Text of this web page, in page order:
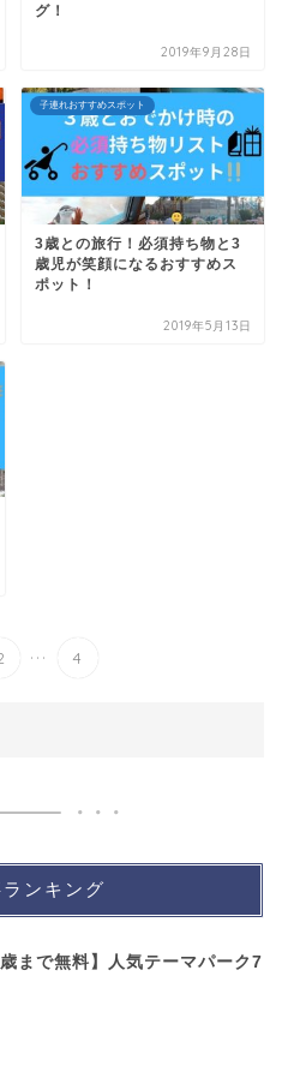
グ！
2019年9月28日
子連れおすすめスポット
3歳との旅行！必須持ち物と3
歳児が笑顔になるおすすめス
ポット！
2019年5月13日
... 4
ンキング
歳まで無料】人気テーマパーク7